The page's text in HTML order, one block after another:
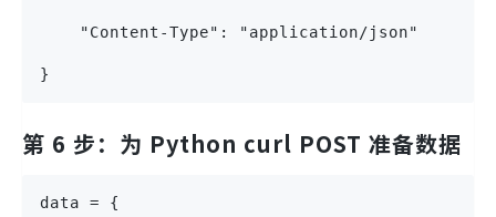
    "Content-Type": "application/json"
}
第 6 步：为 Python curl POST 准备数据
data = {